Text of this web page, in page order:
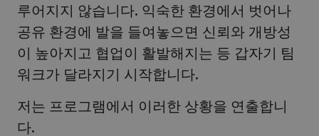
루어지지 않습니다. 익숙한 환경에서 벗어나
공유 환경에 발을 들여놓으면 신뢰와 개방성
이 높아지고 협업이 활발해지는 등 갑자기 팀
워크가 달라지기 시작합니다.
저는 프로그램에서 이러한 상황을 연출합니
다.